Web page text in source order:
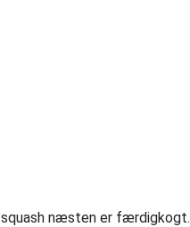
næsten er færdigkogt.